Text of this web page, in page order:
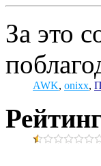
За это
AWK, onixx,